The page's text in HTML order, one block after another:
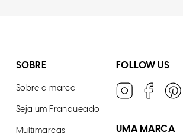
SOBRE
Sobre a marca
Seja um Franqueado
Multimarcas
FOLLOW US
UMA MARCA